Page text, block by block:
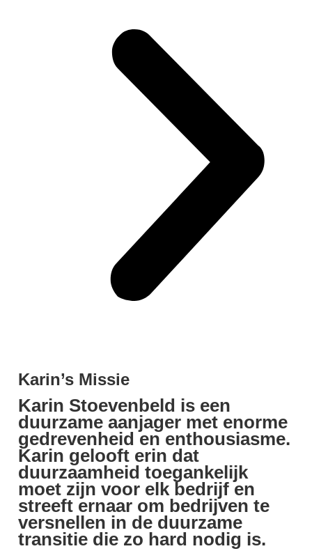
Karin’s Missie
Karin Stoevenbeld is een
duurzame aanjager met enorme
gedrevenheid en enthousiasme.
Karin gelooft erin dat
duurzaamheid toegankelijk
moet zijn voor elk bedrijf en
streeft ernaar om bedrijven te
versnellen in de duurzame
transitie die zo hard nodig is.